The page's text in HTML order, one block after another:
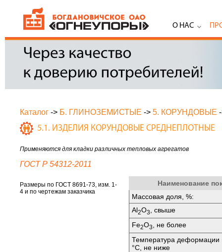
О НАС
Каталог -> Б. ГЛИНОЗЕМИСТЫЕ -> 5. КОРУНДОВЫЕ
5.1. ИЗДЕЛИЯ КОРУНДОВЫЕ СРЕДНЕПЛОТНЫЕ
Применяются для кладки различных тепловых агрегатов
ГОСТ Р 54312-2011
Размеры по ГОСТ 8691-73, изм. 1-
4 и по чертежам заказчика
Наименование
Массовая доля, %:
Аl2O3
, свыше
Fе2O3
, не более
Температура деформации
°C, не ниже